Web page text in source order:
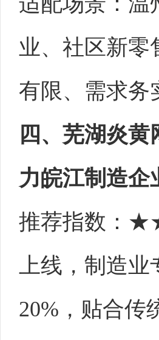
业、社区新零
有限、需求务
四、芜湖炎
力皖江制造企
推荐指数：
上线，制造业
20%，贴合传